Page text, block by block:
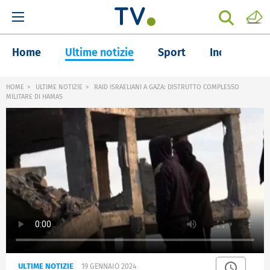
Home Ultime notizie Sport Inchieste
HOME ULTIME NOTIZIE
RAID ISRAELIANI A GAZA: DISTRUTTO COMPLESSO
MILITARE DI HAMAS
ULTIME NOTIZIE 19 GENNAIO 2024